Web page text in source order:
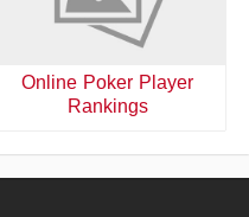
Online Poker Player
Rankings